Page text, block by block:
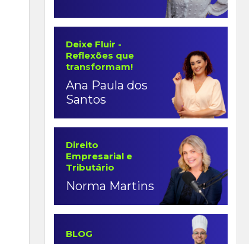
Deixe Fluir -
Reflexões que
transformam!
Ana Paula dos
Santos
Direito
Empresarial e
Tributário
Norma Martins
BLOG